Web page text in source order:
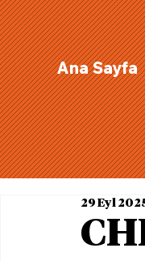
Ana Sayfa
29 Eyl